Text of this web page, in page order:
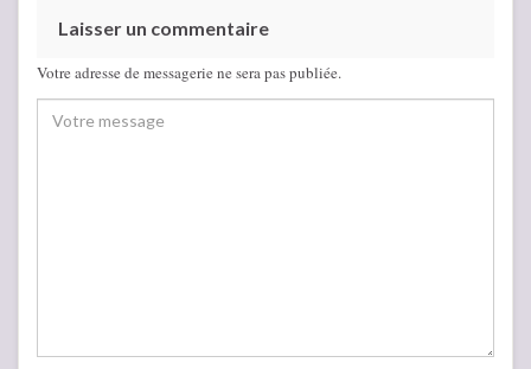
Laisser un commentaire
Votre adresse de messagerie ne sera pas publiée.